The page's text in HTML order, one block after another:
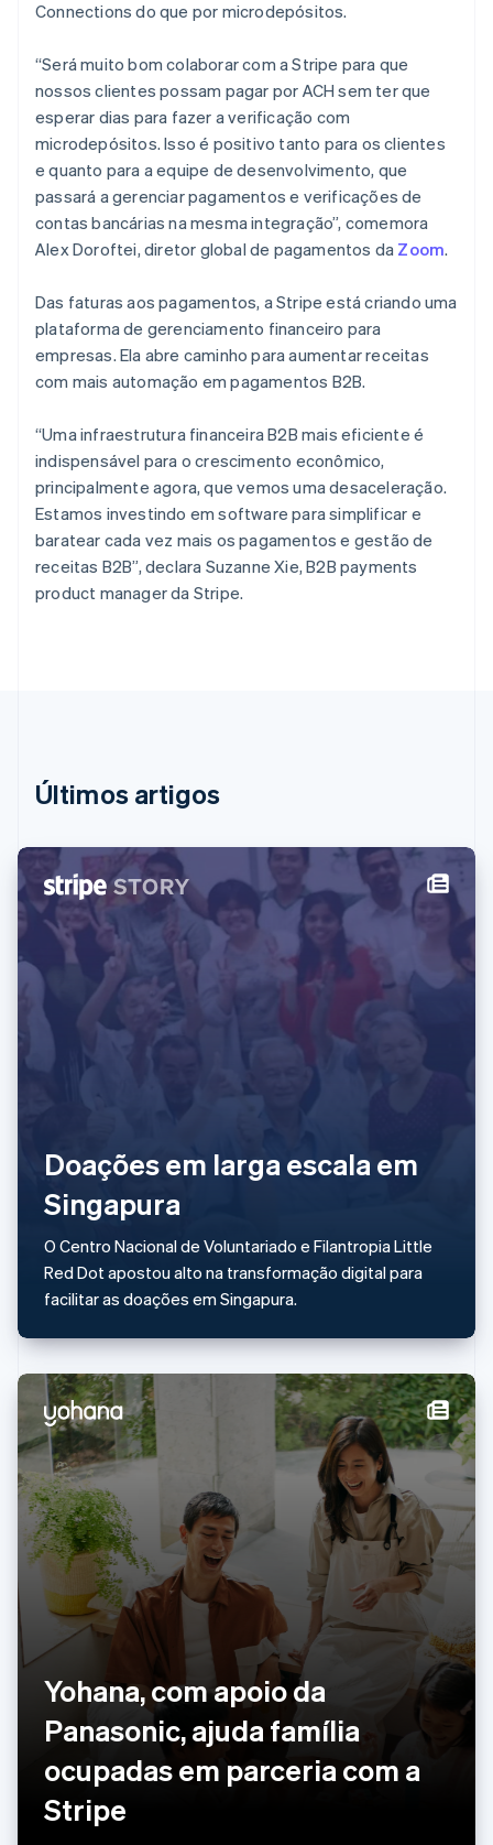
Connections do que por microdepósitos.
“Será muito bom colaborar com a Stripe para que
nossos clientes possam pagar por ACH sem ter que
esperar dias para fazer a verificação com
microdepósitos. Isso é positivo tanto para os clientes
e quanto para a equipe de desenvolvimento, que
passará a gerenciar pagamentos e verificações de
contas bancárias na mesma integração”, comemora
Alex Doroftei, diretor global de pagamentos da Zoom.
Das faturas aos pagamentos, a Stripe está criando uma
plataforma de gerenciamento financeiro para
empresas. Ela abre caminho para aumentar receitas
com mais automação em pagamentos B2B.
“Uma infraestrutura financeira B2B mais eficiente é
indispensável para o crescimento econômico,
principalmente agora, que vemos uma desaceleração.
Estamos investindo em software para simplificar e
baratear cada vez mais os pagamentos e gestão de
receitas B2B”, declara Suzanne Xie, B2B payments
product manager da Stripe.
Últimos artigos
Doações em larga escala em
Singapura
O Centro Nacional de Voluntariado e Filantropia Little
Red Dot apostou alto na transformação digital para
facilitar as doações em Singapura.
Yohana, com apoio da
Panasonic, ajuda família
ocupadas em parceria com a
Stripe
Deutsch English
English
Áustria
Deutsch
NederlandsFrançaisDeutschEnglish
Brasil
PortuguêsEnglish
Bulgária
English
China continental
简体中文 English
Chipre
English
Dinamarca
English
Emirados Árabes Unidos
English
Eslováquia
English
EnglishItaliano
França
Gibraltar
Grécia
English
Hungria
English
English
Irlanda
Itália
Italiano
Letônia
English
Liechtenstein
Lituânia
English
Luxemburgo
Malásia
Malta
English
México
Español English
Noruega
English
Nova Zelândia
English
Países Baixos
Nederlands English
Polônia
English
Português
RAE de Hong Kong, China
简体中文
Reino Unido
English
República Tcheca
English
Romênia